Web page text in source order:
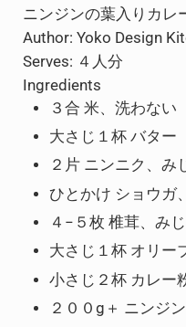
ニンジンの葉入りカレ
Author: Yoko Design
Serves: ４人分
Ingredients
３合 米、洗わない
大さじ１杯 バター
２片 ニンニク、み
ひとかけ ショウガ
４−５枚 椎茸、み
大さじ１杯 オリー
小さじ２杯 カレー
２００g＋ ニンジ